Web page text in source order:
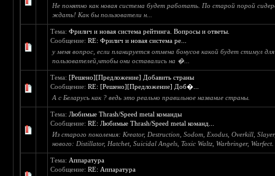
Не понятно как новая система будет работать. По старой порой
ждать! Как бы пользователи н...
Тема:Фрилич и новая система рейтинга. Вопросы и ответы.
Сообщение:RE: Фрилич и новая система ре...
у меня вопрос, если планируется отмена бонусов какой будет стимул для
пользователей,чтобы они оставались на �...
Тема:[Решено][Предложение] Добавить страны
Сообщение:RE: [Решено][Предложение] Доб�...
А с Беларусь как ? ведь это реально правильное название страны.
Тема:Любимые Thrash/Speed metal команды
Сообщение:RE: Любимые Thrash/Speed metal команд...
Из старого поколения: Kreator, Destruction, Sodom, Exodus, Overkill,
нового: Distillator, Hatchet, Suicidal Angels, Toxic Waltz, Warbringer, Warfect.
Тема: Аппаратура
Сообщение:RE: Аппаратура